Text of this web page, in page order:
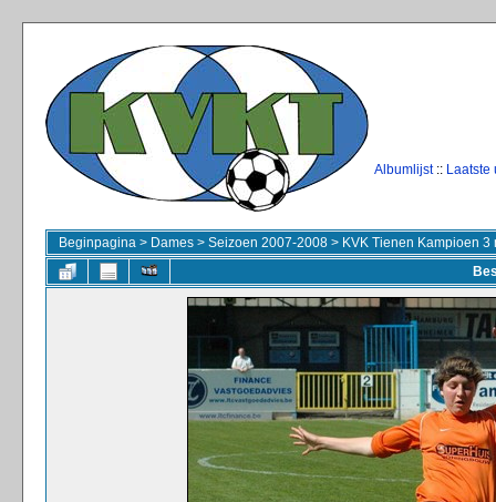
Albumlijst:: Laatste
Beginpagina > Dames > Seizoen 2007-2008 > KVK Tienen Kampioen 3